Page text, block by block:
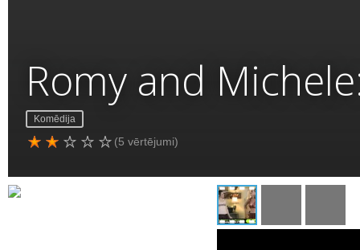
Romy and
Komēdija
(5 vērtējumi)